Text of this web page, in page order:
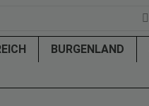
BURGENLAND